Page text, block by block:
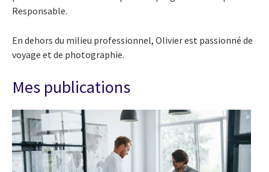
Responsable.
En dehors du milieu professionnel, Olivier est passionné de
voyage et de photographie.
Mes publications